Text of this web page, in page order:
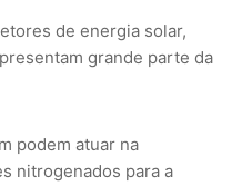
de energia solar,
grande parte da
podem atuar na
nitrogenados para a